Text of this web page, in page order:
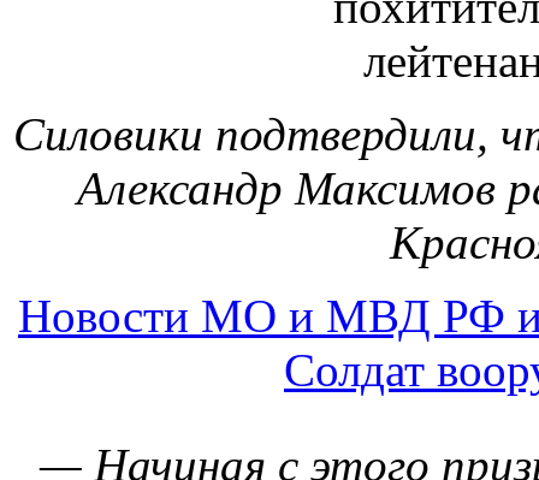
Солдат
— Начиная с этого
призывников
им возможность не
об их сохранности, а
нужно, — рассказал
денежное
2 тысячи